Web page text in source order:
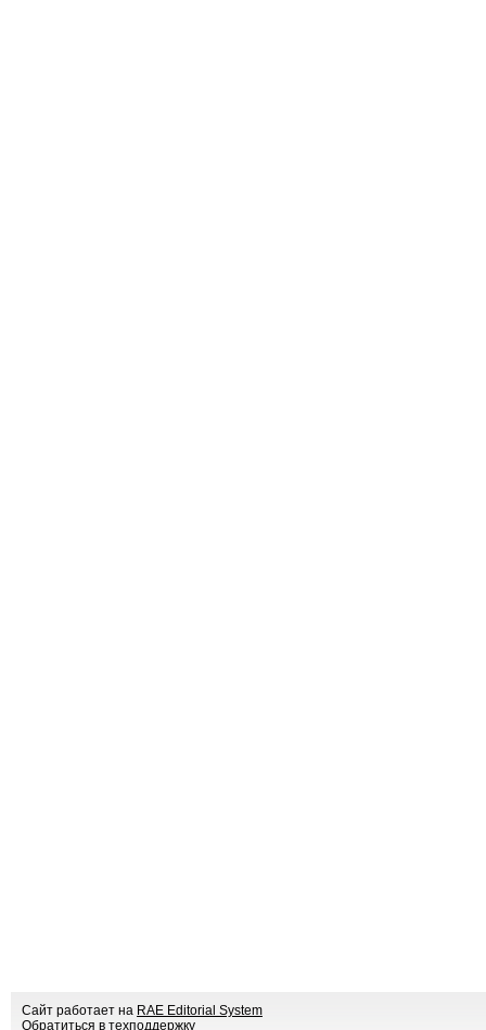
Сайт работает на RAE Editorial System
Обратиться в техподдержку